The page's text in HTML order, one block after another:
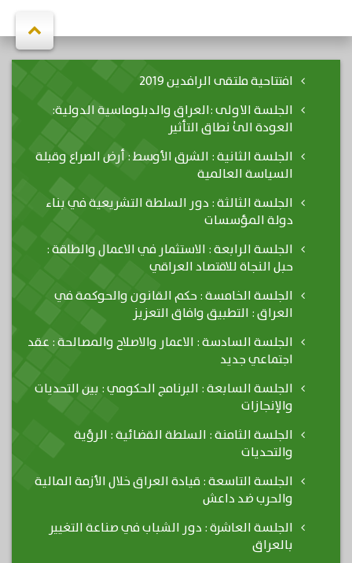
افتتاحية ملتقى الرافدين 2019
الجلسة الاولى :العراق والدبلوماسية الدولية:
العودة الىٰ نطاق التأثير
الجلسة الثانية : الشرق الأوسط : أرض الصراع وقبلة
السياسة العالمية
الجلسة الثالثة : دور السلطة التشريعية في بناء
دولة المؤسسات
الجلسة الرابعة : الاستثمار في الاعمال والطاقة :
حبل النجاة للاقتصاد العراقي
الجلسة الخامسة : حكم القانون والحوكمة في
العراق : التطبيق وافاق التعزيز
الجلسة السادسة : الاعمار والاصلاح والمصالحة : عقد
اجتماعي جديد
الجلسة السابعة : البرنامج الحكومي : بين التحديات
والإنجازات
الجلسة الثامنة : السلطة القضائية : الرؤية
والتحديات
الجلسة التاسعة : قيادة العراق خلال الأزمة المالية
والحرب ضد داعش
الجلسة العاشرة : دور الشباب في صناعة التغيير
بالعراق